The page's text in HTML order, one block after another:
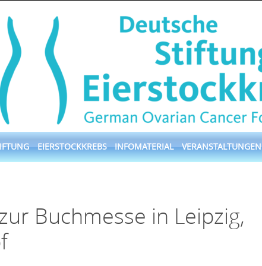
EIERSTOCKKREBS INFOMATERIAL VERANSTALTUNGEN
Buchmesse in Leipzig,